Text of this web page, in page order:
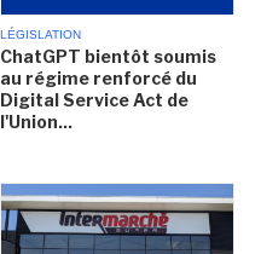
LÉGISLATION
ChatGPT bientôt soumis
au régime renforcé du
Digital Service Act de
l'Union...